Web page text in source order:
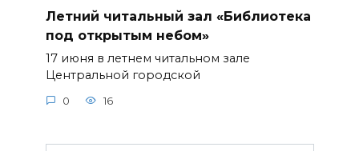
Летний читальный зал «Библиотека
под открытым небом»
17 июня в летнем читальном зале
Центральной городской
0 16